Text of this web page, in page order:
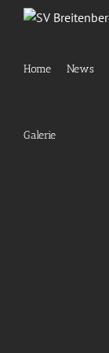
Home News
Galerie